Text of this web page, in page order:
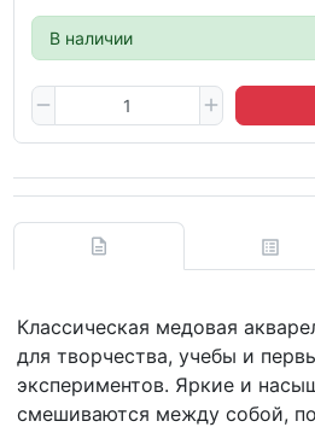
В наличии
Классическая медовая
для творчества, учебы и
экспериментов. Яркие и
смешиваются между собой,